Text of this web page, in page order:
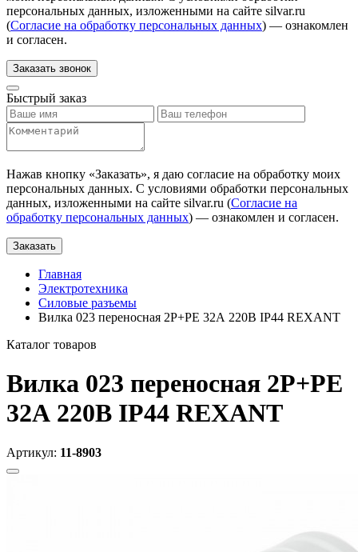
персональных данных, изложенными на сайте silvar.ru
(Согласие на обработку персональных данных) — ознакомлен
и согласен.
Заказать звонок
Быстрый заказ
Нажав кнопку «Заказать», я даю согласие на обработку моих
персональных данных. С условиями обработки персональных
данных, изложенными на сайте silvar.ru (Согласие на
обработку персональных данных) — ознакомлен и согласен.
Заказать
Главная
Электротехника
Силовые разъемы
Вилка 023 переносная 2Р+РЕ 32А 220В IP44 REXANT
Каталог товаров
Вилка 023 переносная 2Р+РЕ
32А 220В IP44 REXANT
Артикул: 11-8903